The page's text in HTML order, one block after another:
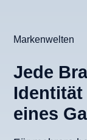
Markenwelten
Jede
Identität
eines